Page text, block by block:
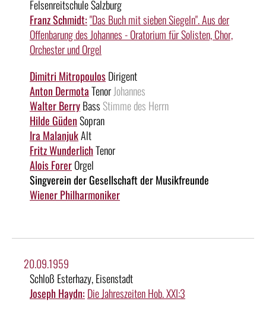
Felsenreitschule Salzburg
Franz Schmidt:"Das Buch mit sieben Siegeln". Aus der
Offenbarung des Johannes - Oratorium für Solisten, Chor,
Orchester und Orgel
Dimitri MitropoulosDirigent
Anton DermotaTenor Johannes
Walter BerryBass Stimme des Herrn
Hilde GüdenSopran
Ira MalanjukAlt
Fritz WunderlichTenor
Alois ForerOrgel
Singverein der Gesellschaft der Musikfreunde
Wiener Philharmoniker
20.09.1959
Schloß Esterhazy, Eisenstadt
Joseph Haydn: Die Jahreszeiten Hob. XXI:3